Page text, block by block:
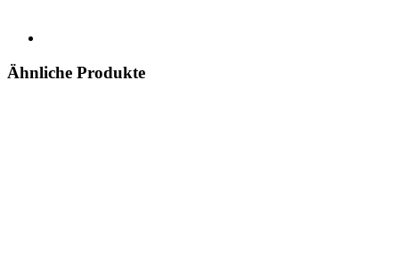
Ähnliche Produkte